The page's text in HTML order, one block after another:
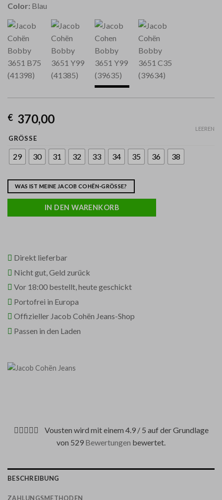
Color: Blau
€ 370,00
GRÖSSE
29 30 31 32 33 34 35 36 38
LEEREN
WAS IST MEINE JACOB COHËN-GRÖSSE?
IN DEN WARENKORB
Direkt lieferbar
Nicht gut, Geld zurück
Vor 18:00 bestellt, heute geschickt
Portofrei in Europa
Offizieller Jacob Cohën Jeans-Shop
Passen in den Laden
Vousten wird mit einem 4.9 / 5 auf der Grundlage
von 529 Bewertungen bewertet.
BESCHREIBUNG
ZAHLUNGSMETHODEN